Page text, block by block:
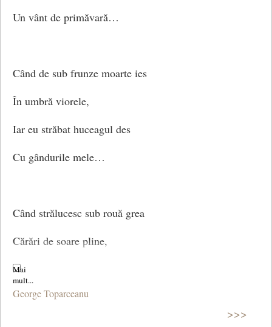
Un vânt de primăvară…
Când de sub frunze moarte ies
În umbră viorele,
Iar eu străbat huceagul des
Cu gândurile mele…
Când strălucesc sub rouă grea
Cărări de soare pline,
Frumoasă ești, pădurea mea.
Și singură ca mine…
George Toparceanu
>>>